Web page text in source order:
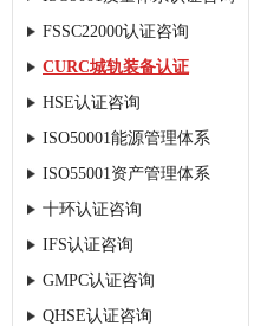
FSSC22000认证咨询
CURC城轨装备认证
HSE认证咨询
ISO50001能源管理体系
ISO55001资产管理体系
十环认证咨询
IFS认证咨询
GMPC认证咨询
QHSE认证咨询